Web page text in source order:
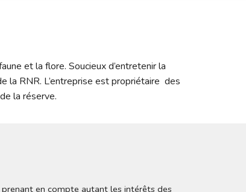
et la flore. Soucieux d’entretenir la
la RNR. L’entreprise est propriétaire  des
la réserve.
en compte autant les intérêts des